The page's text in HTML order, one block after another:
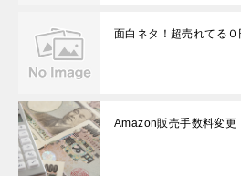
面白ネタ！超売れてる
Amazon販売手数料変更